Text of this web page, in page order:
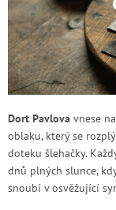
Dort Pavlova vnese
oblaku, který se
doteku šlehačky.
dnů plných slunce,
snoubí v osvěžující